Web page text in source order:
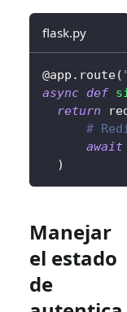
flask.py
@app . route(
async def
return
#
await
)
Manejar
el estado
de